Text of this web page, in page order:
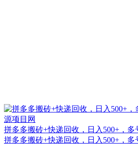
拼多多搬砖+快递回收，日入500+，多
拼多多搬砖+快递回收，日入500+，多